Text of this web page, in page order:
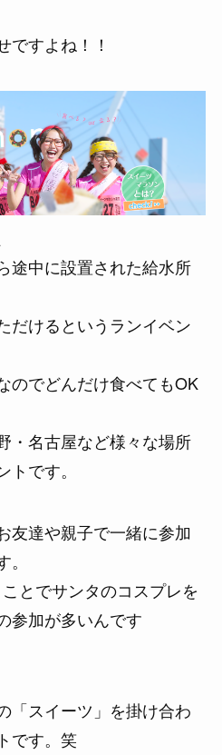
ですよね！！
途中に設置された給水所
だけるというランイベン
のでどんだけ食べてもOK
・名古屋など様々な場所
です。
友達や親子で一緒に参加
とでサンタのコスプレを
参加が多いんです
「スイーツ」を掛け合わ
です。笑